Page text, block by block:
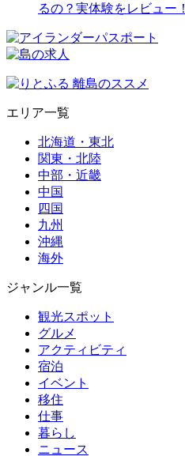
るの？実体験をレビュー！
エリア一覧
北海道・東北
関東・北陸
中部・近畿
中国
四国
九州
沖縄
海外
ジャンル一覧
観光スポット
グルメ
アクティビティ
宿泊
イベント
移住
仕事
暮らし
ニュース